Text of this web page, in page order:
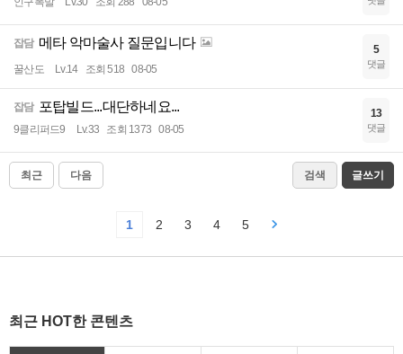
잡담 메타 악마술사 질문입니다
꿀산도 Lv.14 조회 518 08-05
5
댓글
잡담 포탑빌드...대단하네요...
9클리퍼드9 Lv.33 조회 1373 08-05
13
댓글
최근 다음 검색 글쓰기
1 2 3 4 5
최근 HOT한 콘텐츠